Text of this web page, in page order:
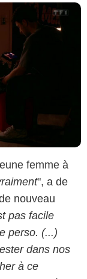
femme à
", a de
nouveau
pas facile
perso. (...)
dans nos
à ce